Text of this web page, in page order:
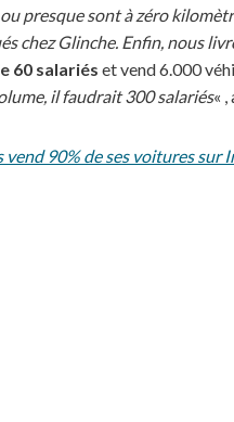
presque sont à zéro
chez Glinche. Enfin, nous
60 salariés et vend 6.000
il faudrait 300 salariés«
90% de ses voitures sur